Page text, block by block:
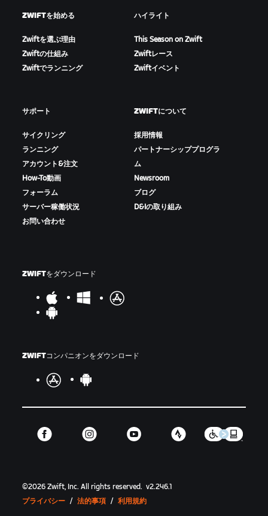
ZWIFTを始める
Zwiftを選ぶ理由
Zwiftの仕組み
Zwiftでランニング
ハイライト
This Season on Zwift
Zwiftレース
Zwiftイベント
サポート
サイクリング
ランニング
アカウント&注文
How-To動画
フォーラム
サーバー稼働状況
お問い合わせ
ZWIFTについて
採用情報
パートナーシッププログラ
ム
Newsroom
ブログ
D&Iの取り組み
ZWIFTをダウンロード
ZWIFTコンパニオンをダウンロード
©2026 Zwift, Inc.All rights reserved. v2.246.1
プライバシー / 法的事項 / 利用規約